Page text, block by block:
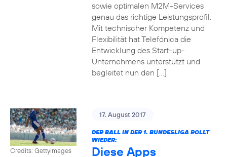
sowie optimalen M2M-Services
genau das richtige Leistungsprofil.
Mit technischer Kompetenz und
Flexibilität hat Telefónica die
Entwicklung des Start-up-
Unternehmens unterstützt und
begleitet nun den […]
Credits: Gettyimages
17. August 2017
DER BALL IN DER 1. BUNDESLIGA ROLLT
WIEDER:
Diese Apps